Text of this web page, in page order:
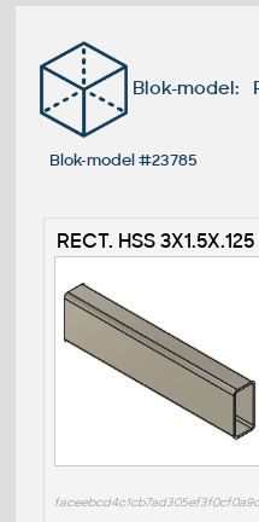
Blok-model:
Blok-model #23785
RECT. HSS 3X1.5X.125